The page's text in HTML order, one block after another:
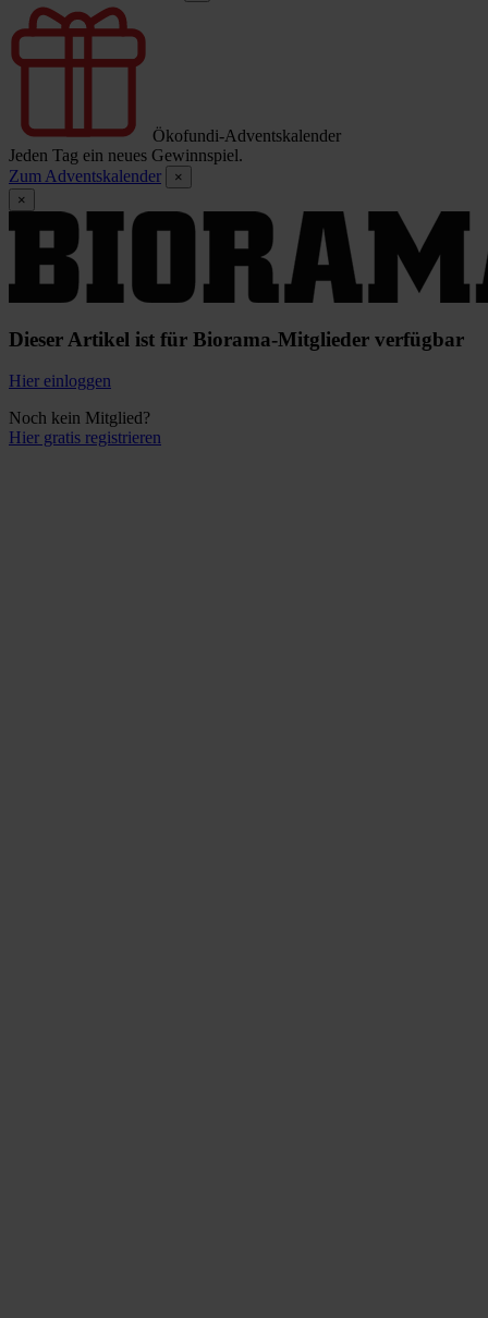
Ökofundi-Adventskalender
Jeden Tag ein neues Gewinnspiel.
Zum Adventskalender
×
×
Dieser Artikel ist für Biorama-Mitglieder verfügbar
Hier einloggen
Noch kein Mitglied?
Hier gratis registrieren